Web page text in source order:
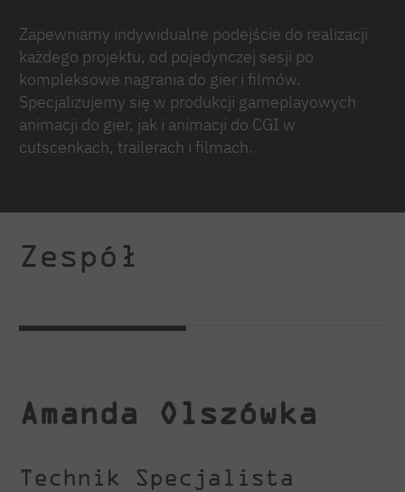
Zapewniamy indywidualne podejście do realizacji
każdego projektu, od pojedynczej sesji po
kompleksowe nagrania do gier i filmów.
Specjalizujemy się w produkcji gameplayowych
animacji do gier, jak i animacji do CGI w
cutscenkach, trailerach i filmach.
Zespół
Amanda Olszówka
Technik Specjalista